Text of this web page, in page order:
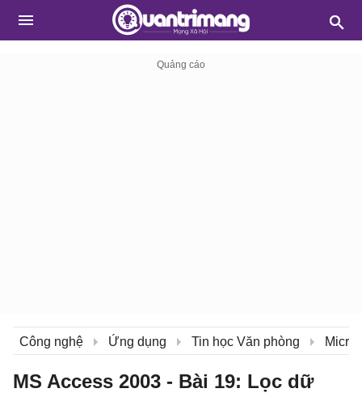
Công nghệ Ứng dụng Tin học Văn phòng
MS Access 2003 - Bài 19: Lọc dữ